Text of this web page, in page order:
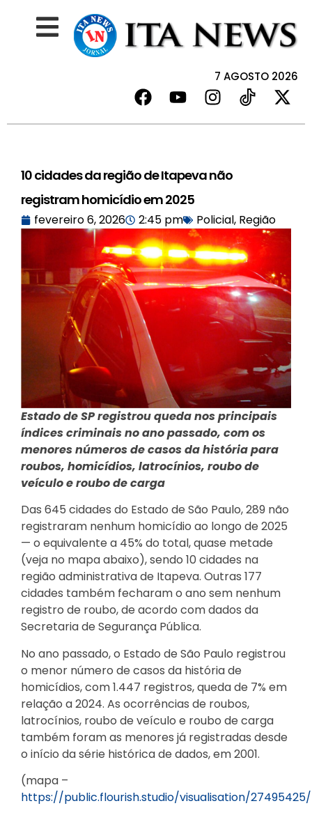
7 AGOSTO 2026
10 cidades da região de Itapeva não
registram homicídio em 2025
fevereiro 6, 2026 2:45 pm Policial, Região
Estado de SP registrou queda nos principais
índices criminais no ano passado, com os
menores números de casos da história para
roubos, homicídios, latrocínios, roubo de
veículo e roubo de carga
Das 645 cidades do Estado de São Paulo, 289 não
registraram nenhum homicídio ao longo de 2025
— o equivalente a 45% do total, quase metade
(veja no mapa abaixo), sendo 10 cidades na
região administrativa de Itapeva. Outras 177
cidades também fecharam o ano sem nenhum
registro de roubo, de acordo com dados da
Secretaria de Segurança Pública.
No ano passado, o Estado de São Paulo registrou
o menor número de casos da história de
homicídios, com 1.447 registros, queda de 7% em
relação a 2024. As ocorrências de roubos,
latrocínios, roubo de veículo e roubo de carga
também foram as menores já registradas desde
o início da série histórica de dados, em 2001.
(mapa –
https://public.flourish.studio/visualisation/27495425/